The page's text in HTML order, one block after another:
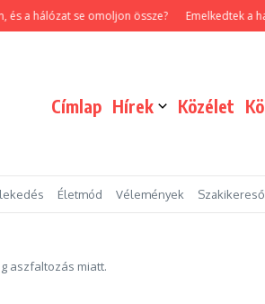
se omoljon össze? Emelkedtek a
Címlap Hírek Közélet
Életmód Vélemények Szakikereső
aszfaltozás miatt.